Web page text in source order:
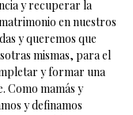
y recuperar la
en nuestros
y queremos que
mismas, para el
y formar una
Como mamás y
y definamos